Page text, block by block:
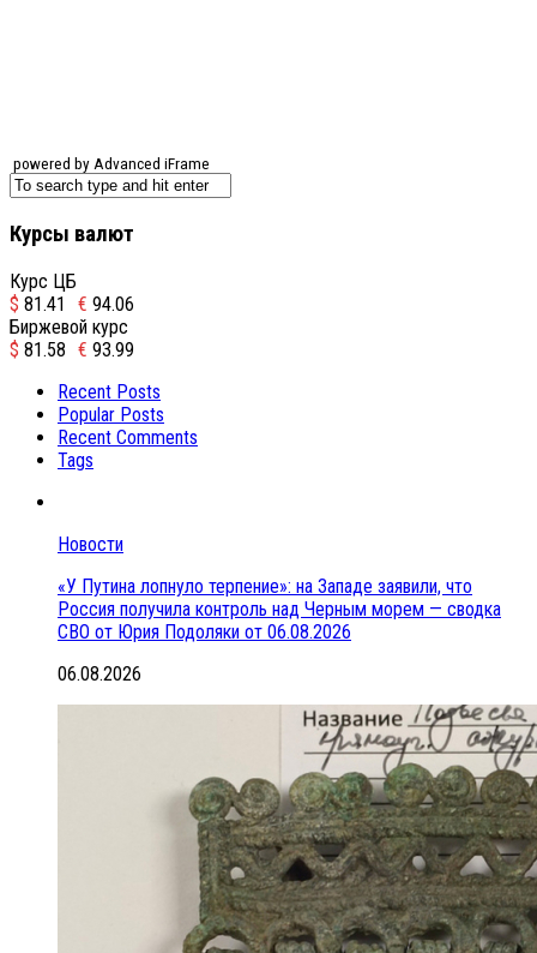
powered by Advanced iFrame
Курсы валют
Курс ЦБ
$ 81.41 € 94.06
Биржевой курс
$ 81.58 € 93.99
Recent Posts
Popular Posts
Recent Comments
Tags
Новости
«У Путина лопнуло терпение»: на Западе заявили, что
Россия получила контроль над Черным морем — сводка
СВО от Юрия Подоляки от 06.08.2026
06.08.2026